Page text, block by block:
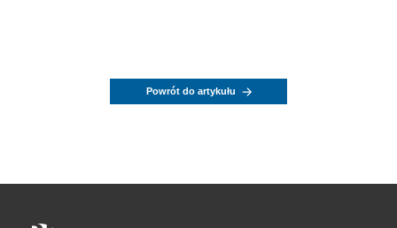
Powrót do artykułu